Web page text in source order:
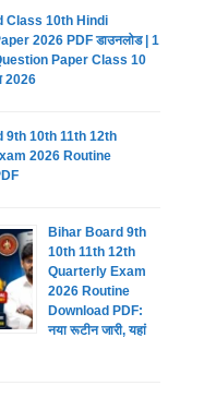
Class 10th Hindi
2026 PDF डाउनलोड | 1
Paper Class 10
2026
9th 10th 11th 12th
2026 Routine
Bihar Board 9th
10th 11th 12th
Quarterly Exam
2026 Routine
Download PDF:
नया रूटीन जारी, यहां